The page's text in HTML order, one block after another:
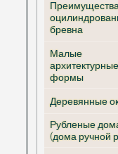
бревна
Малые
архитектурные
формы
Деревянные
Рубленые
(дома ручной